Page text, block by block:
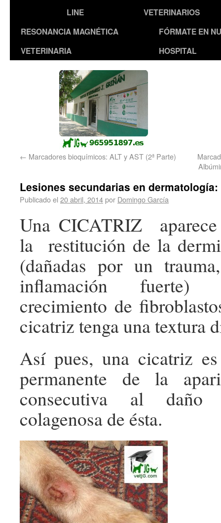
LINE
VETERINARIOS
RESONANCIA MAGNÉTICA
VETERINARIA
FÓRMATE EN
HOSPITAL
← Marcadores bioquímicos: ALT y AST (2ª Parte)
Lesiones secundarias en dermatología:
Publicado el 20 abril, 2014por Domingo García
Una CICATRIZ
la restitución de la
(dañadas por un
inflamación fuerte)
crecimiento de
cicatriz tenga una textura
Así pues, una cicatriz
permanente de la
consecutiva al daño
colagenosa de ésta.